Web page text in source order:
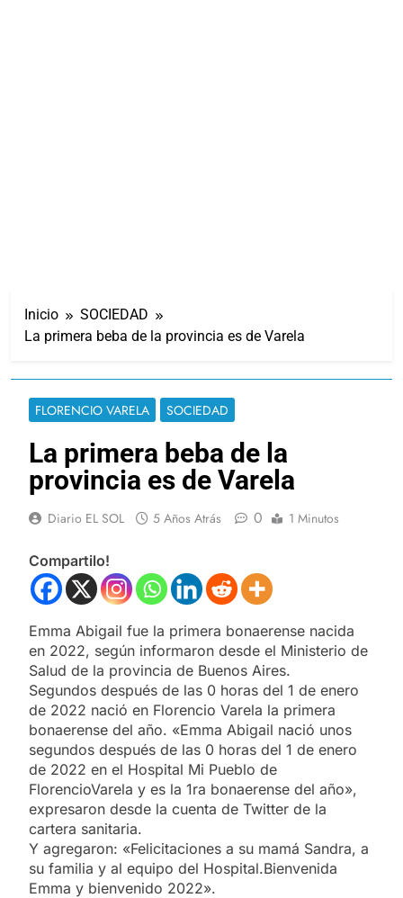
Inicio
SOCIEDAD
La primera beba de la provincia es de Varela
FLORENCIO VARELA SOCIEDAD
La primera beba de la
provincia es de Varela
Diario EL SOL 5 Años Atrás 0 1 Minutos
Compartilo!
Emma Abigail fue la primera bonaerense nacida
en 2022, según informaron desde el Ministerio de
Salud de la provincia de Buenos Aires.
Segundos después de las 0 horas del 1 de enero
de 2022 nació en Florencio Varela la primera
bonaerense del año. «Emma Abigail nació unos
segundos después de las 0 horas del 1 de enero
de 2022 en el Hospital Mi Pueblo de
FlorencioVarela y es la 1ra bonaerense del año»,
expresaron desde la cuenta de Twitter de la
cartera sanitaria.
Y agregaron: «Felicitaciones a su mamá Sandra, a
su familia y al equipo del Hospital.Bienvenida
Emma y bienvenido 2022».